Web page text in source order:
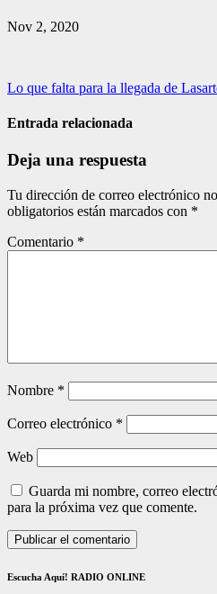
Nov 2, 2020
Navegación
de
Lo que falta para la llegada de
Entrada relacionada
Deja una respuesta
Tu dirección de correo electrónico
obligatorios están marcados con *
Comentario *
Nombre *
Correo electrónico *
Web
Guarda mi nombre, correo
para la próxima vez que comente.
Escucha Aquí! RADIO ONLINE